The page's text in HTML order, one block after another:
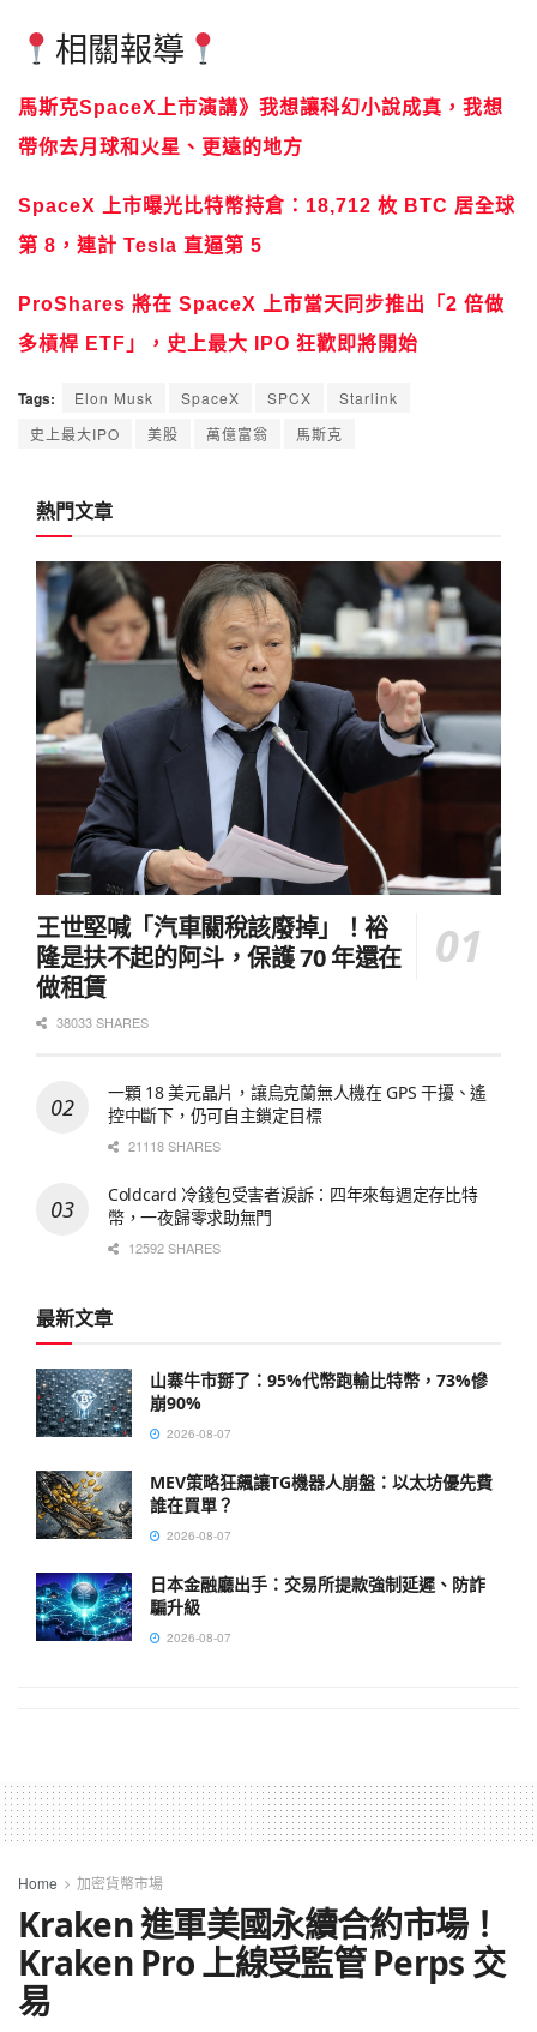
相關報導
馬斯克SpaceX上市演講》我想讓科幻小說成真，我想
帶你去月球和火星、更遠的地方
SpaceX 上市曝光比特幣持倉：18,712 枚 BTC 居全球
第 8，連計 Tesla 直逼第 5
ProShares 將在 SpaceX 上市當天同步推出「2 倍做
多槓桿 ETF」，史上最大 IPO 狂歡即將開始
Tags: Elon Musk SpaceX SPCX
Starlink
史上最大IPO
美股 萬億富翁 馬斯克
熱門文章
王世堅喊「汽車關稅該廢掉」！裕
隆是扶不起的阿斗，保護 70 年還在
做租賃
38033 SHARES
一顆 18 美元晶片，讓烏克蘭無人機在 GPS 干擾、遙
控中斷下，仍可自主鎖定目標
21118 SHARES
Coldcard 冷錢包受害者淚訴：四年來每週定存比特
幣，一夜歸零求助無門
12592 SHARES
最新文章
山寨牛市掰了：95%代幣跑輸比特幣，73%慘
崩90%
2026-08-07
MEV策略狂飆讓TG機器人崩盤：以太坊優先費
誰在買單？
2026-08-07
日本金融廳出手：交易所提款強制延遲、防詐
騙升級
2026-08-07
Home 加密貨幣市場
Kraken 進軍美國永續合約市場！
Kraken Pro 上線受監管 Perps 交
易